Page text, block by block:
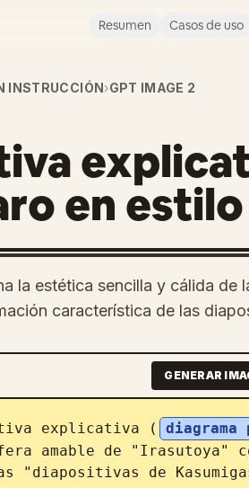
Resumen Casos de uso
INSTRUCCIÓN›GPT IMAGE 2
en
la estética sencilla y cálida de
característica de las
GENERAR
explicativa ( diagrama
amable de "Irasutoya"
"diapositivas de